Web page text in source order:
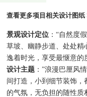
查看更多项目相关设计图纸
景观设计定位：“自然度
草坡、幽静步道、处处精
逸着时光，享受最惬意的
设计主题：”浪漫巴厘风
间打造，小到细节装饰
的气氛，无负担的随性